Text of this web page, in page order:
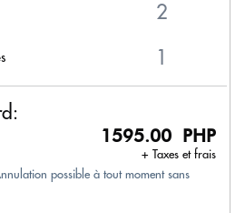
1595.00 PHP
+ Taxes et frais
possible à tout moment sans